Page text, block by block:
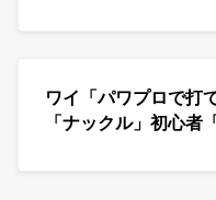
ワイ「パワプロで打
「ナックル」初心者